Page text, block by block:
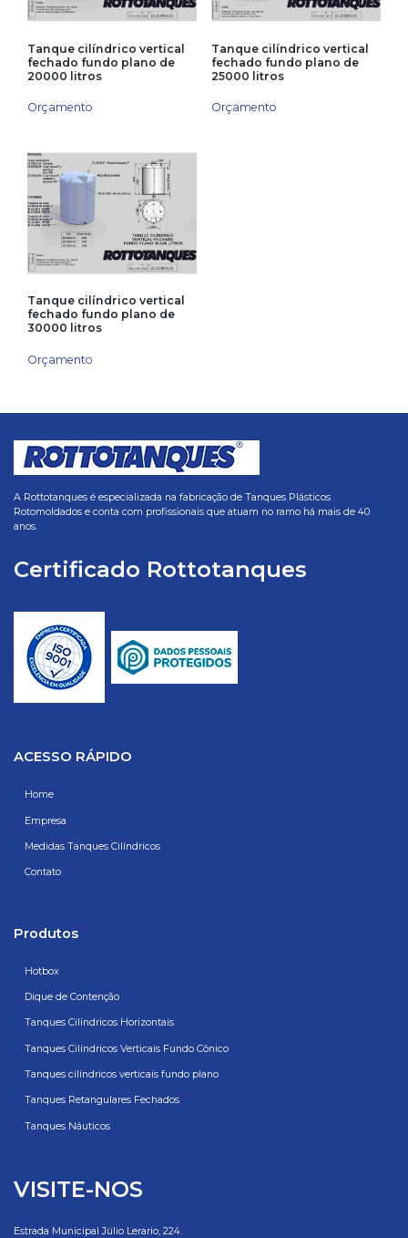
Tanque cilíndrico vertical
fechado fundo plano de
20000 litros
Orçamento
Tanque cilíndrico vertical
fechado fundo plano de
25000 litros
Orçamento
Tanque cilíndrico vertical
fechado fundo plano de
30000 litros
Orçamento
A Rottotanques é especializada na fabricação de Tanques Plásticos
Rotomoldados e conta com profissionais que atuam no ramo há mais de 40
anos.
Certificado Rottotanques
ACESSO RÁPIDO
Home
Empresa
Medidas Tanques Cilíndricos
Contato
Produtos
Hotbox
Dique de Contenção
Tanques Cilíndricos Horizontais
Tanques Cilíndricos Verticais Fundo Cônico
Tanques cilíndricos verticais fundo plano
Tanques Retangulares Fechados
Tanques Náuticos
VISITE-NOS
Estrada Municipal Júlio Lerario, 224.